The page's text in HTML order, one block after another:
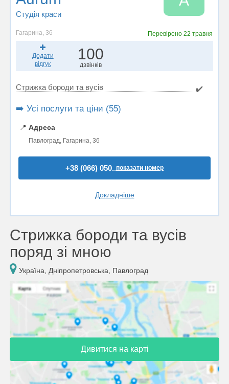
Студія краси
Гагарина, 36 Перевірено22 травня
Додати
відгук
100
дзвінків
Стрижка бороди та вусів ✔️
➡️ Усі послуги та ціни (55)
📍 Адреса
Павлоград, Гагарина, 36
+38 (066) 050..показати номер
Докладніше
Стрижка бороди та вусів
поряд зі мною
Україна, Дніпропетровська, Павлоград
Дивитися на карті